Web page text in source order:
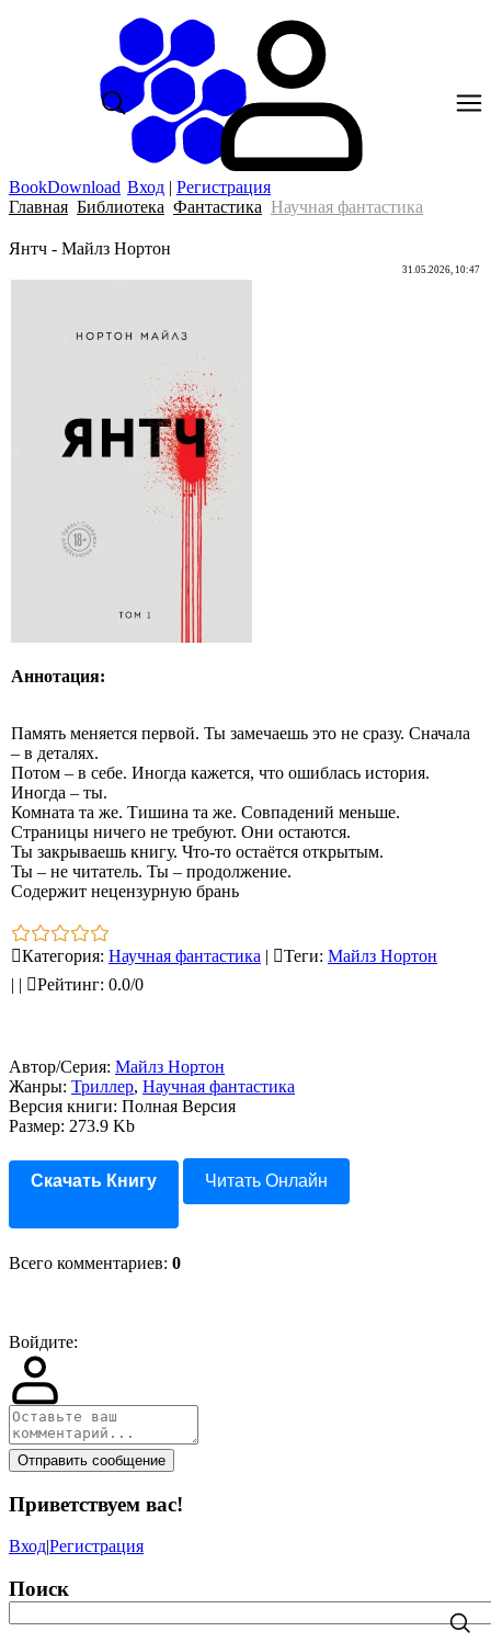
BookDownload Вход | Регистрация
Главная Библиотека Фантастика Научная фантастика
Янтч - Майлз Нортон
31.05.2026, 10:47
Аннотация:
Память меняется первой. Ты замечаешь это не сразу. Сначала
– в деталях.
Потом – в себе. Иногда кажется, что ошиблась история.
Иногда – ты.
Комната та же. Тишина та же. Совпадений меньше.
Страницы ничего не требуют. Они остаются.
Ты закрываешь книгу. Что-то остаётся открытым.
Ты – не читатель. Ты – продолжение.
Содержит нецензурную брань
Категория: Научная фантастика | Теги: Майлз Нортон
| | Рейтинг: 0.0/0
Автор/Серия: Майлз Нортон
Жанры: Триллер, Научная фантастика
Версия книги: Полная Версия
Размер: 273.9 Kb
Скачать Книгу Читать Онлайн
Всего комментариев: 0
Войдите:
Отправить сообщение
Приветствуем вас!
Вход|Регистрация
Поиск